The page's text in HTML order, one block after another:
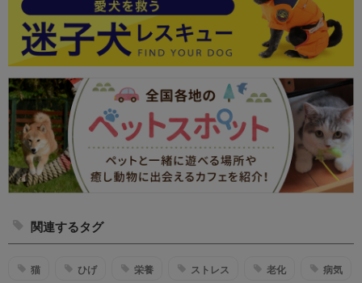
関連するタグ
猫 ひげ 栄養 ストレス 老化 病気